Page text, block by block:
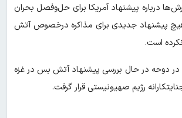
درباره پیشنهاد آمریکا برای حل‌وفصل بحران
پیشنهاد جدیدی برای مذاکره درخصوص آتش
است.
دوحه در حال بررسی پیشنهاد آتش بس در غزه
رژیم صهیونیستی قرار گرفت.